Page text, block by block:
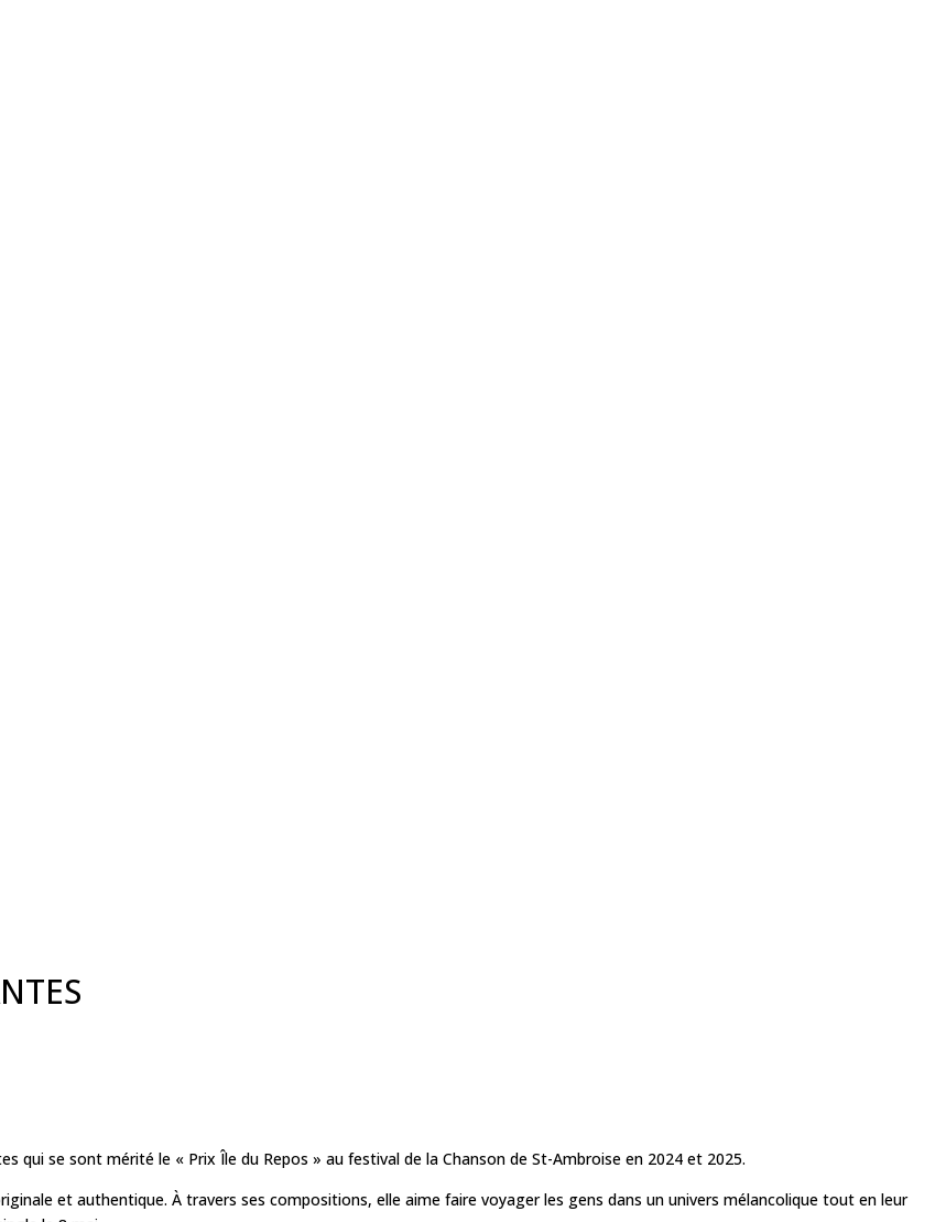
qui se sont mérité le « Prix Île du Repos » au festival de la Chanson de St-Ambroise en 2024 et 2025.
et authentique. À travers ses compositions, elle aime faire voyager les gens dans un univers mélancolique tout en leur